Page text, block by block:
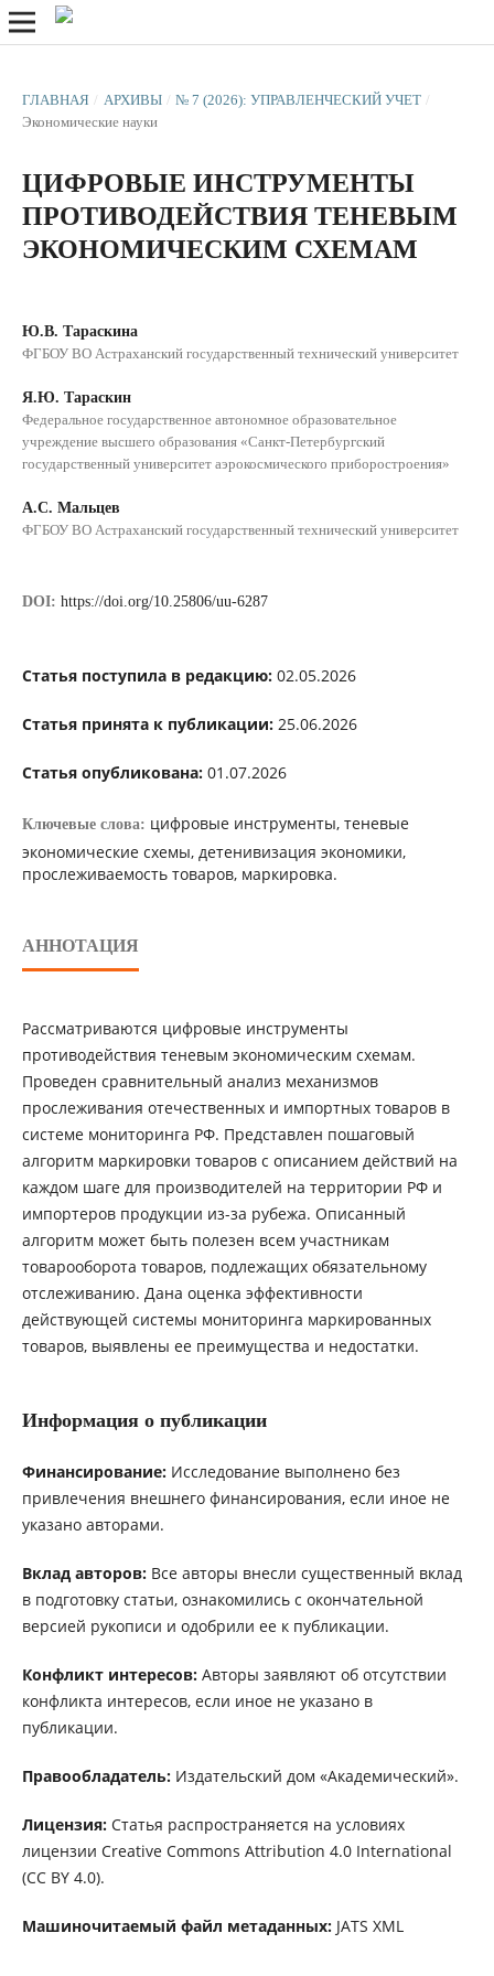
ГЛАВНАЯ / АРХИВЫ / № 7 (2026): УПРАВЛЕНЧЕСКИЙ УЧЕТ /
Экономические науки
ЦИФРОВЫЕ ИНСТРУМЕНТЫ
ПРОТИВОДЕЙСТВИЯ ТЕНЕВЫМ
ЭКОНОМИЧЕСКИМ СХЕМАМ
Ю.В. Тараскина
ФГБОУ ВО Астраханский государственный технический университет
Я.Ю. Тараскин
Федеральное государственное автономное образовательное
учреждение высшего образования «Санкт-Петербургский
государственный университет аэрокосмического приборостроения»
А.С. Мальцев
ФГБОУ ВО Астраханский государственный технический университет
DOI: https://doi.org/10.25806/uu-6287
Статья поступила в редакцию:02.05.2026
Статья принята к публикации:25.06.2026
Статья опубликована:01.07.2026
Ключевые слова: цифровые инструменты, теневые
экономические схемы, детенивизация экономики,
прослеживаемость товаров, маркировка.
АННОТАЦИЯ
Рассматриваются цифровые инструменты
противодействия теневым экономическим схемам.
Проведен сравнительный анализ механизмов
прослеживания отечественных и импортных товаров в
системе мониторинга РФ. Представлен пошаговый
алгоритм маркировки товаров с описанием действий на
каждом шаге для производителей на территории РФ и
импортеров продукции из-за рубежа. Описанный
алгоритм может быть полезен всем участникам
товарооборота товаров, подлежащих обязательному
отслеживанию. Дана оценка эффективности
действующей системы мониторинга маркированных
товаров, выявлены ее преимущества и недостатки.
Информация о публикации
Финансирование:Исследование выполнено без
привлечения внешнего финансирования, если иное не
указано авторами.
Вклад авторов:Все авторы внесли существенный вклад
в подготовку статьи, ознакомились с окончательной
версией рукописи и одобрили ее к публикации.
Конфликт интересов:Авторы заявляют об отсутствии
конфликта интересов, если иное не указано в
публикации.
Правообладатель:Издательский дом «Академический».
Лицензия:Статья распространяется на условиях
лицензии Creative Commons Attribution 4.0 International
(CC BY 4.0).
Машиночитаемый файл метаданных:JATS XML